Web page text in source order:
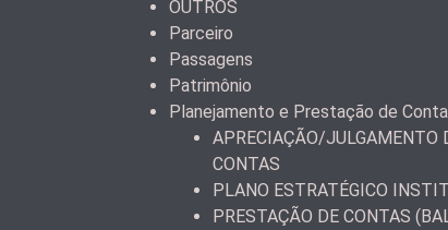
OUTROS
Parceiro
Passagens
Patrimônio
Planejamento e Prestação de
APRECIAÇÃO/JULGAMENTO
CONTAS
PLANO ESTRATÉGICO
PRESTAÇÃO DE CONTAS